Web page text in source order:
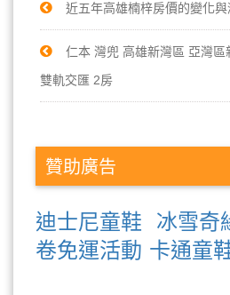
近五年高雄楠梓房價的變化
仁本 灣兜 高雄新灣區 亞灣
雙軌交匯 2房
贊助廣告
迪士尼童鞋 冰雪奇
卷免運活動 卡通童